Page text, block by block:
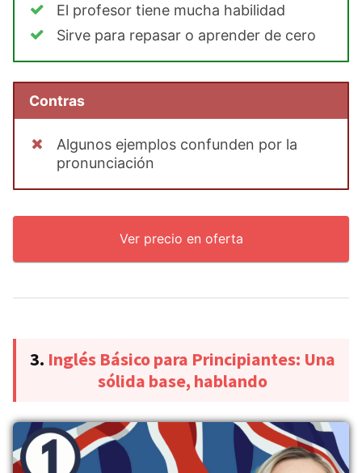
El profesor tiene mucha habilidad
Sirve para repasar o aprender de cero
Contras
Algunos ejemplos confunden por la
pronunciación
Ver precio en oferta
3. Inglés Básico para Principiantes: Una
sólida base, hablando